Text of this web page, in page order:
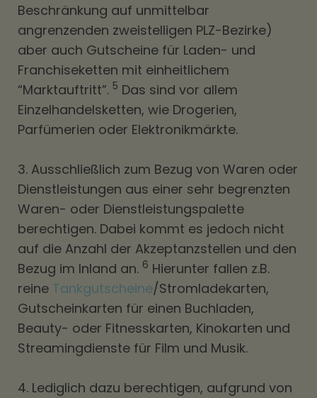
Beschränkung auf unmittelbar
angrenzenden zweistelligen PLZ-Bezirke)
aber auch Gutscheine für Laden- und
Franchiseketten mit einheitlichem
“Marktauftritt”. 5 Das sind vor allem
Einzelhandelsketten, wie Drogerien,
Parfümerien oder Elektronikmärkte.
3. Ausschließlich zum Bezug von Waren oder
Dienstleistungen aus einer sehr begrenzten
Waren- oder Dienstleistungspalette
berechtigen. Dabei kommt es jedoch nicht
auf die Anzahl der Akzeptanzstellen und den
Bezug im Inland an. 6 Hierunter fallen z.B.
reine Tankgutscheine/Stromladekarten,
Gutscheinkarten für einen Buchladen,
Beauty- oder Fitnesskarten, Kinokarten und
Streamingdienste für Film und Musik.
4. Lediglich dazu berechtigen, aufgrund von